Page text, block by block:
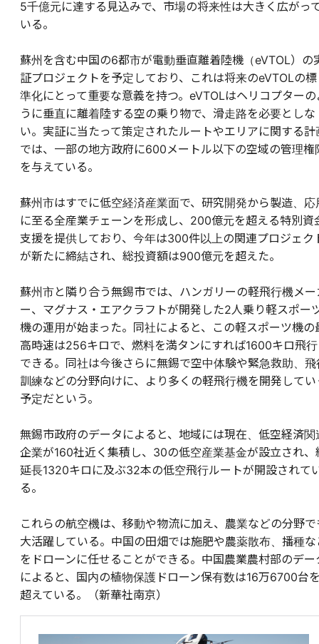
5千億元に達する見込みで、市場の将来性は大きく広がっ
いる。
蘇州を含む中国の6都市が電動垂直離着陸機（eVTOL）の
証プロジェクトを予定しており、これは将来のeVTOLの標
準化にとって重要な意義を持つ。eVTOLはヘリコプターの
うに垂直に離着陸する空の乗り物で、滑走路を必要としな
い。実証に当たって策定されたルートやエリアに関する計
では、一部の地方政府に600メートル以下の空域の管理権
を与えている。
蘇州市はすでに低空経済産業面で、研究開発から製造、応
に至る全産業チェーンを形成し、200億元を超える特別資
支援を提供しており、今年は300件以上の関連プロジェク
が新たに締結され、総投資額は900億元を超えた。
蘇州市と隣り合う無錫市では、ハンガリーの軽飛行機メー
ー、マグナス・エアクラフトが開発した2人乗り軽スポー
機の運用が始まった。同社によると、この軽スポーツ機の
高時速は256キロで、燃料を満タンにすれば1600キロ飛行
できる。同社は今後さらに無錫で空中体験や緊急救助、飛
訓練などの分野向けに、より多くの軽飛行機を開発してい
予定だという。
無錫市政府のデータによると、地域には現在、低空経済関
企業が160社近く集積し、30の低空産業基金が設立され、
延長1320キロに及ぶ32本の低空飛行ルートが開設されて
る。
これらの航空機は、移動や物流に加え、農業などの分野で
大活躍している。中国の田畑では施肥や農薬散布、播種な
をドローンに任せることができる。中国農業農村部のデー
によると、国内の植物保護ドローン保有数は16万6700台
超えている。（新華社南京）